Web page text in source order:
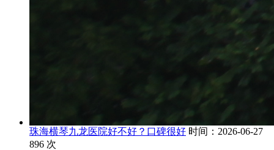
珠海横琴九龙医院好不好？口碑很好 时间：2026-06-27
896 次